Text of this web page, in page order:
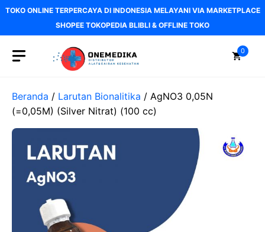
Langsung
isi
TOKO ONLINE TERPERCAYA DI INDONESIA MELAYANI VIA MARKETPLACE
SHOPEE TOKOPEDIA BLIBLI & OFFLINE TOKO
0
Beranda / Larutan Bionalitika / AgNO3 0,05N
(=0,05M) (Silver Nitrat) (100 cc)